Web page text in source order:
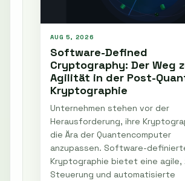
AUG 5, 2026
Software-Defined
Cryptography: Der Weg
Agilität in der Post-
Kryptographie
Unternehmen stehen vor der
Herausforderung, ihre
die Ära der Quantencomputer
anzupassen. Software-
Kryptographie bietet eine agile,
Steuerung und automatisierte